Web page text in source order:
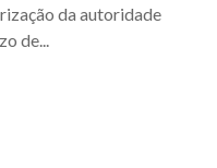
da autoridade
de...